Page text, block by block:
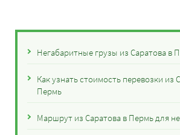
Негабаритные грузы из Саратова в
Как узнать стоимость перевозки из
Пермь
Маршрут из Саратова в Пермь для